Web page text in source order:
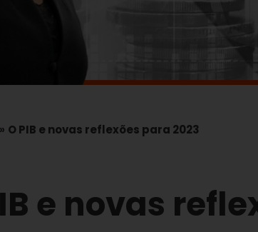
» O PIB e novas reflexões para 2023
e novas